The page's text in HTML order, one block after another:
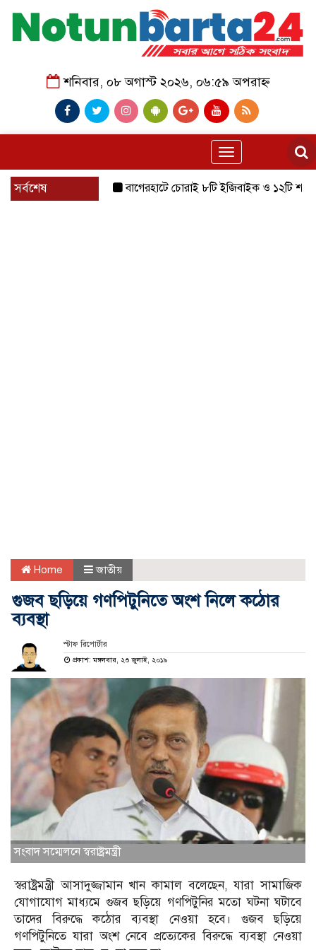
শনিবার, ০৮ অগাস্ট ২০২৬, ০৬:৫৯ অপরাহ্ন
Toggle
navigation
সর্বশেষ বাগেরহাটে চোরাই ৮টি ইজিবাইক ও ১২টি
Home জাতীয়
গুজব ছড়িয়ে গণপিটুনিতে অংশ নিলে কঠোর
ব্যবস্থা
স্টাফ রিপোর্টার
প্রকাশ: মঙ্গলবার, ২৩ জুলাই, ২০১৯
সংবাদ সম্মেলনে স্বরাষ্ট্রমন্ত্রী
স্বরাষ্ট্রমন্ত্রী আসাদুজ্জামান খান কামাল বলেছেন, যারা সামাজিক
যোগাযোগ মাধ্যমে গুজব ছড়িয়ে গণপিটুনির মতো ঘটনা ঘটাবে
তাদের বিরুদ্ধে কঠোর ব্যবস্থা নেওয়া হবে। গুজব ছড়িয়ে
গণপিটুনিতে যারা অংশ নেবে প্রত্যেকের বিরুদ্ধে ব্যবস্থা নেওয়া